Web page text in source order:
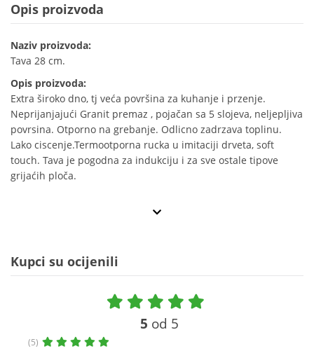
Opis proizvoda
Naziv proizvoda:
Tava 28 cm.
Opis proizvoda:
Extra široko dno, tj veća površina za kuhanje i przenje.
Neprijanjajući Granit premaz , pojačan sa 5 slojeva, neljepljiva
povrsina. Otporno na grebanje. Odlicno zadrzava toplinu.
Lako ciscenje.Termootporna rucka u imitaciji drveta, soft
touch. Tava je pogodna za indukciju i za sve ostale tipove
grijaćih ploča.
Kupci su ocijenili
5 od 5
(5)